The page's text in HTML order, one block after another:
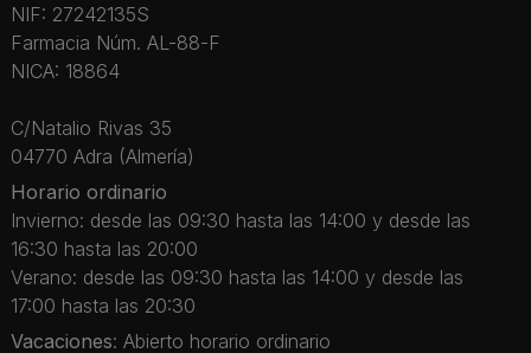
NIF: 27242135S
Farmacia Núm. AL-88-F
NICA: 18864
C/Natalio Rivas 35
04770 Adra (Almería)
Horario ordinario
Invierno: desde las 09:30 hasta las 14:00 y desde las
16:30 hasta las 20:00
Verano: desde las 09:30 hasta las 14:00 y desde las
17:00 hasta las 20:30
Vacaciones: Abierto horario ordinario